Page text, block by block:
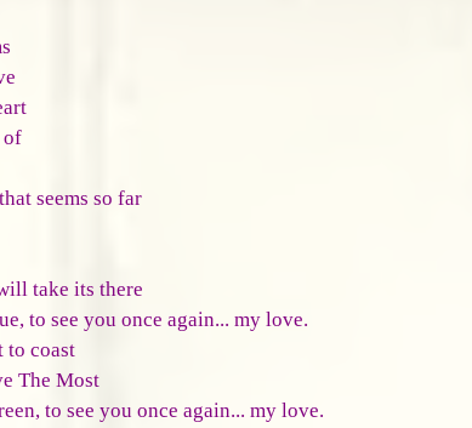
of
seems so far
take its there
to see you once again... my love.
to coast
The Most
to see you once again... my love.